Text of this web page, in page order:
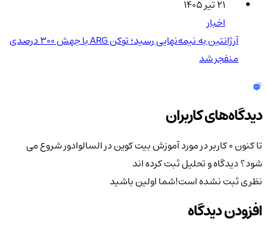
۲۱ تیر ۱۴۰۵
اخبار
آرژانتین به نیمه‌نهایی رسید؛ توکن ARG با جهش ۳۰۰ درصدی
منفجر شد
دیدگاه‌های کاربران
تا کنون 0 کاربر در مورد
آموزش بیت کوین در السالوادور شروع می
شود؟دیدگاه و تحلیل ثبت کرده اند
نظری ثبت نشده است!شما اولین باشید
افزودن دیدگاه